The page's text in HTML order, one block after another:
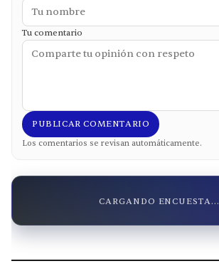
Tu comentario
PUBLICAR COMENTARIO
Los comentarios se revisan automáticamente.
CARGANDO ENCUESTA...